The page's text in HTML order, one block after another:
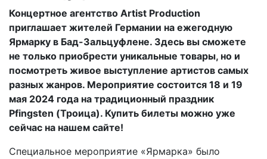
Концертное агентство Artist Production
приглашает жителей Германии на ежегодную
Ярмарку в Бад-Зальцуфлене. Здесь вы сможете
не только приобрести уникальные товары, но и
посмотреть живое выступление артистов самых
разных жанров. Мероприятие состоится 18 и 19
мая 2024 года на традиционный праздник
Pfingsten (Троица). Купить билеты можно уже
сейчас на нашем сайте!
Специальное мероприятие «Ярмарка» было